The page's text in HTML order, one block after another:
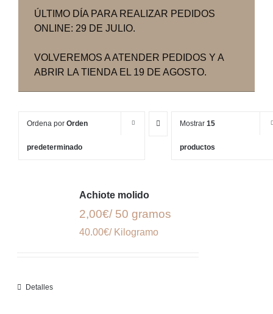
ÚLTIMO DÍA PARA REALIZAR PEDIDOS
ONLINE: 29 DE JULIO.
VOLVEREMOS A ATENDER PEDIDOS Y A
ABRIR LA TIENDA EL 19 DE AGOSTO.
Ordena por Orden
predeterminado
Mostrar 15
productos
Achiote molido
2,00€/ 50 gramos
40.00€/ Kilogramo
Detalles